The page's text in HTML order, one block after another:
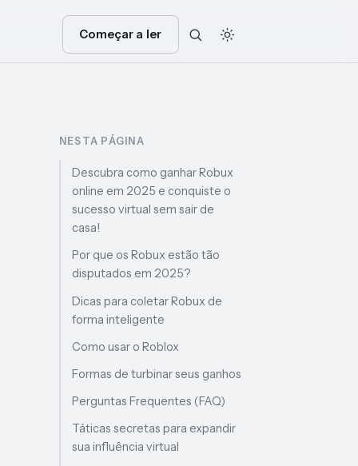
Começar a ler
NESTA PÁGINA
Descubra como ganhar Robux
online em 2025 e conquiste o
sucesso virtual sem sair de
casa!
Por que os Robux estão tão
disputados em 2025?
Dicas para coletar Robux de
forma inteligente
Como usar o Roblox
Formas de turbinar seus ganhos
Perguntas Frequentes (FAQ)
Táticas secretas para expandir
sua influência virtual